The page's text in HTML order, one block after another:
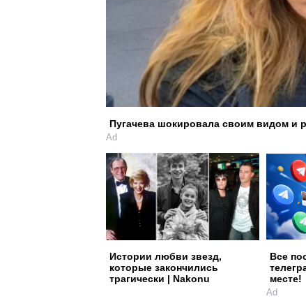
Пугачева шокировала своим видом и
Ad
Истории любви звезд,
которые закончились
трагически | Nakonu
Все
месте!
Ad